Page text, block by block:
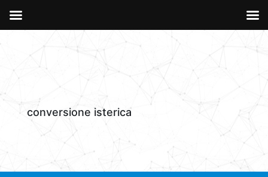
conversione isterica